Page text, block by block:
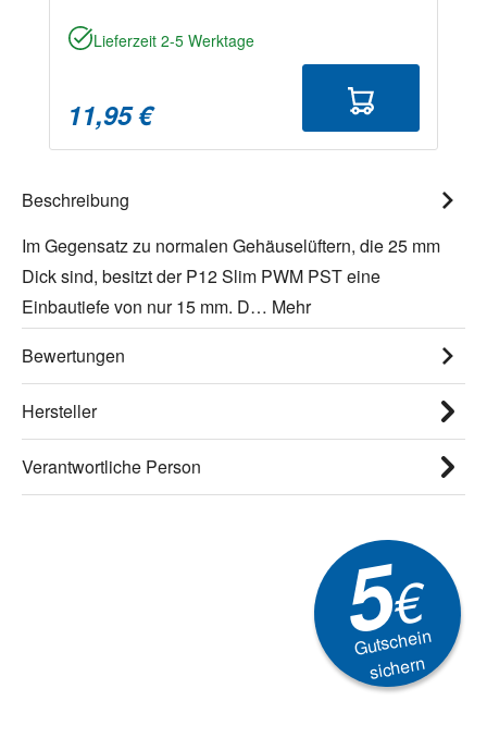
Lieferzeit 2-5 Werktage
11,95 €
Beschreibung
Im Gegensatz zu normalen Gehäuselüftern, die 25 mm
Dick sind, besitzt der P12 Slim PWM PST eine
Einbautiefe von nur 15 mm. D… Mehr
Bewertungen
Hersteller
Verantwortliche Person
5€
Gutschein
sichern